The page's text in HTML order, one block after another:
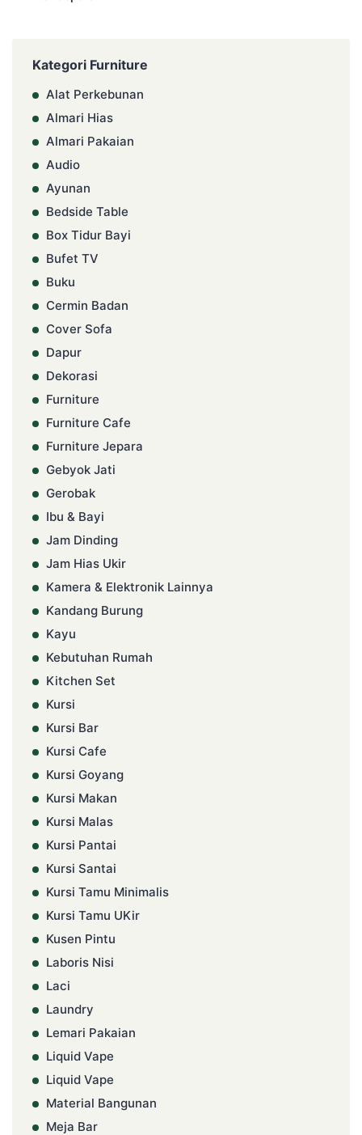
Kategori Furniture
Alat Perkebunan
Almari Hias
Almari Pakaian
Audio
Ayunan
Bedside Table
Box Tidur Bayi
Bufet TV
Buku
Cermin Badan
Cover Sofa
Dapur
Dekorasi
Furniture
Furniture Cafe
Furniture Jepara
Gebyok Jati
Gerobak
Ibu & Bayi
Jam Dinding
Jam Hias Ukir
Kamera & Elektronik Lainnya
Kandang Burung
Kayu
Kebutuhan Rumah
Kitchen Set
Kursi
Kursi Bar
Kursi Cafe
Kursi Goyang
Kursi Makan
Kursi Malas
Kursi Pantai
Kursi Santai
Kursi Tamu Minimalis
Kursi Tamu UKir
Kusen Pintu
Laboris Nisi
Laci
Laundry
Lemari Pakaian
Liquid Vape
Liquid Vape
Material Bangunan
Meja Bar